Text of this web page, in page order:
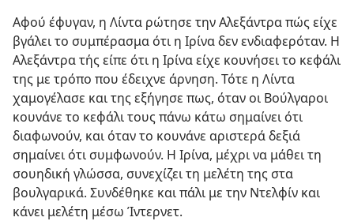
Αφού έφυγαν, η Λίντα ρώτησε την Αλεξάντρα πώς είχε
βγάλει το συμπέρασμα ότι η Ιρίνα δεν ενδιαφερόταν. Η
Αλεξάντρα τής είπε ότι η Ιρίνα είχε κουνήσει το κεφάλι
της με τρόπο που έδειχνε άρνηση. Τότε η Λίντα
χαμογέλασε και της εξήγησε πως, όταν οι Βούλγαροι
κουνάνε το κεφάλι τους πάνω κάτω σημαίνει ότι
διαφωνούν, και όταν το κουνάνε αριστερά δεξιά
σημαίνει ότι συμφωνούν. Η Ιρίνα, μέχρι να μάθει τη
σουηδική γλώσσα, συνεχίζει τη μελέτη της στα
βουλγαρικά. Συνδέθηκε και πάλι με την Ντελφίν και
κάνει μελέτη μέσω Ίντερνετ.